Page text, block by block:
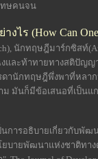
ทษคนจน
ร (How Can One
นักทฤษฎีมาร์กซิสท์
งและท้าทายทางสติปัญ
ดานักทฤษฎีพึ่งพาที่หล
มันก็มีข้อเสนอที่เป็นแ
การอธิบายเกี่ยวกับพั
บายพัฒนาแห่งชาติทา